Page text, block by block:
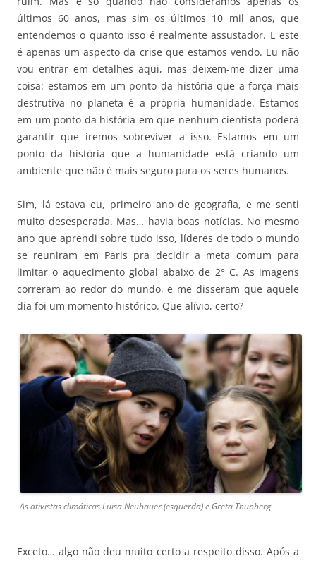
últimos 60 anos, mas sim os últimos 10 mil anos, que
entendemos o quanto isso é realmente assustador. E este
é apenas um aspecto da crise que estamos vendo. Eu não
vou entrar em detalhes aqui, mas deixem-me dizer uma
coisa: estamos em um ponto da história que a força mais
destrutiva no planeta é a própria humanidade. Estamos
em um ponto da história em que nenhum cientista poderá
garantir que iremos sobreviver a isso. Estamos em um
ponto da história que a humanidade está criando um
ambiente que não é mais seguro para os seres humanos.
Sim, lá estava eu, primeiro ano de geografia, e me senti
muito desesperada. Mas… havia boas notícias. No mesmo
ano que aprendi sobre tudo isso, líderes de todo o mundo
se reuniram em Paris pra decidir a meta comum para
limitar o aquecimento global abaixo de 2° C. As imagens
correram ao redor do mundo, e me disseram que aquele
dia foi um momento histórico. Que alívio, certo?
As ativistas climáticas Luisa Neubauer (esquerda) e Greta Thunberg
Exceto… algo não deu muito certo a respeito disso. Após a